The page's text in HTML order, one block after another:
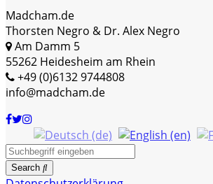
Madcham.de
Thorsten Negro & Dr. Alex Negro
Am Damm 5
55262 Heidesheim am Rhein
+49 (0)6132 9744808
info@madcham.de
Search